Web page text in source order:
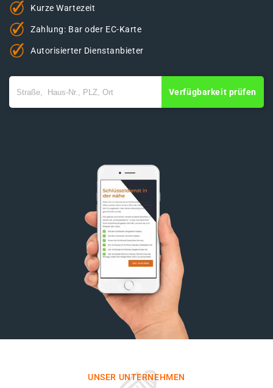
Kurze Wartezeit
Zahlung: Bar oder EC-Karte
Autorisierter Dienstanbieter
Verfügbarkeit prüfen
UNSER UNTERNEHMEN